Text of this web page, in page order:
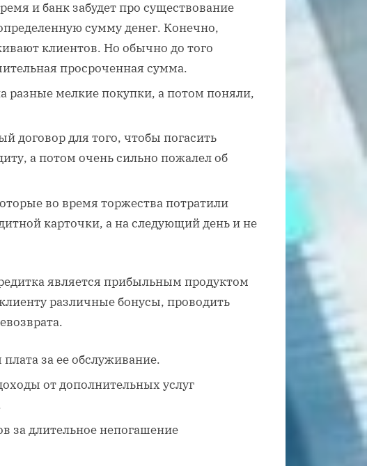
и банк забудет про существование
сумму денег. Конечно,
клиентов. Но обычно до того
просроченная сумма.
разные мелкие покупки, а потом поняли,
договор для того, чтобы погасить
а потом очень сильно пожалел об
во время торжества потратили
карточки, а на следующий день и не
является прибыльным продуктом
различные бонусы, проводить
за ее обслуживание.
от дополнительных услуг
за длительное непогашение